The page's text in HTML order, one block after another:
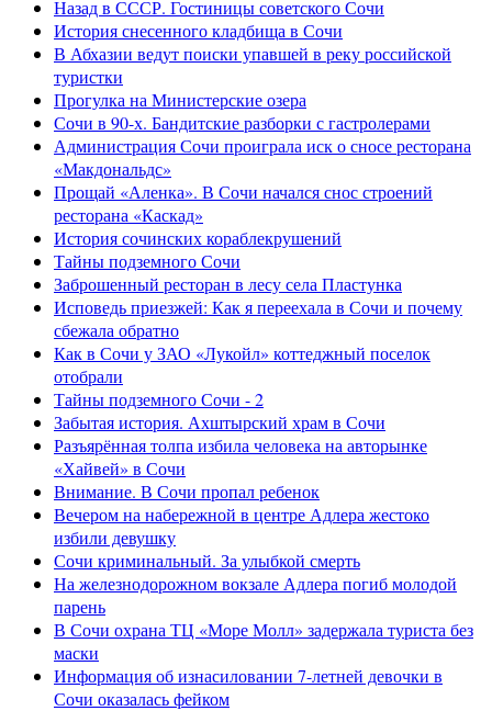
Назад в СССР. Гостиницы советского Сочи
История снесенного кладбища в Сочи
В Абхазии ведут поиски упавшей в реку российской
туристки
Прогулка на Министерские озера
Сочи в 90-х. Бандитские разборки с гастролерами
Администрация Сочи проиграла иск о сносе ресторана
«Макдональдс»
Прощай «Аленка». В Сочи начался снос строений
ресторана «Каскад»
История сочинских кораблекрушений
Тайны подземного Сочи
Заброшенный ресторан в лесу села Пластунка
Исповедь приезжей: Как я переехала в Сочи и почему
сбежала обратно
Как в Сочи у ЗАО «Лукойл» коттеджный поселок
отобрали
Тайны подземного Сочи - 2
Забытая история. Ахштырский храм в Сочи
Разъярённая толпа избила человека на авторынке
«Хайвей» в Сочи
Внимание. В Сочи пропал ребенок
Вечером на набережной в центре Адлера жестоко
избили девушку
Сочи криминальный. За улыбкой смерть
На железнодорожном вокзале Адлера погиб молодой
парень
В Сочи охрана ТЦ «Море Молл» задержала туриста без
маски
Информация об изнасиловании 7-летней девочки в
Сочи оказалась фейком